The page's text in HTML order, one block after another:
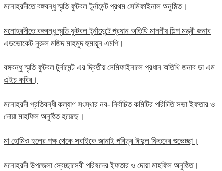
মনোহরদীতে বঙ্গবন্ধু স্মৃতি ফুটবল টুর্নামেন্ট প্রথম সেমিফাইনাল অনুষ্ঠিত।
মনোহরদীতে বঙ্গবন্ধু স্মৃতি ফুটবল টুর্নামেন্টে প্রধান অতিথি মাননীয় শিল্প মন্ত্রী জনাব
এডভোকেট নুরুল মজিদ মাহমুদ হুমায়ূন এমপি।
বঙ্গবন্ধু স্মৃতি ফুটবল টুর্নামেন্ট এর দ্বিতীয় সেমিফাইনালে প্রধান অতিথি জনাব ডা এম
এইচ কবির।
মনোহরদী প্রতিবন্ধী কল্যাণ সংস্থার নব- নির্বাচিত কমিটির পরিচিতি সভা ইফতার ও
দোয়া মাহফিল অনুষ্ঠিত হয়েছে।
মা হোমিও হলের পক্ষ থেকে সবাইকে জানাই পবিত্র ঈদুল ফিতরের শুভেচ্ছা।
মনোহরদী উপজেলা স্বেচ্ছাসেবী পরিষদের ইফতার ও দোয়া মাহফিল অনুষ্ঠিত।